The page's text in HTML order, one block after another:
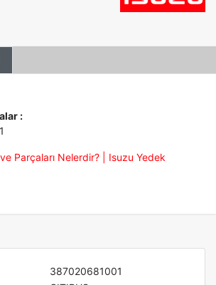
:
Parçaları Nelerdir? | Isuzu Yedek
387020681001